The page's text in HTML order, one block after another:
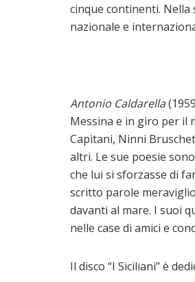
cinque continenti.
nazionale e
Antonio Caldarella
Messina e in giro per il
Capitani, Ninni
altri. Le sue poesie
che lui si sforzasse di
scritto parole
davanti al mare. I suoi
nelle case di amici e
Il disco “I Siciliani” è